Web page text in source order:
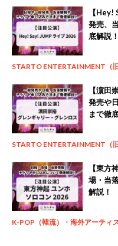
【
発売、
底解説！
STARTO ENTERTAINMENT（
【濵田
発売や
まで徹
STARTO ENTERTAINMENT（
【東方
場・当
解説！
K-POP（韓流）・海外アーティ